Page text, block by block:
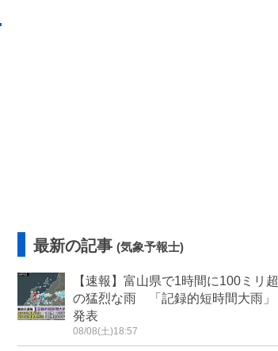
最新の記事 (気象予報士)
【速報】富山県で1時間に100ミリ超
の猛烈な雨 「記録的短時間大雨」
発表
08/08(土)18:57